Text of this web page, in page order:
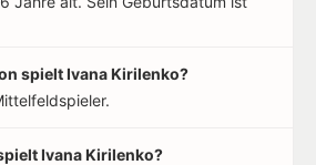
spielt Ivana Kirilenko?
Ivana Kirilenko?